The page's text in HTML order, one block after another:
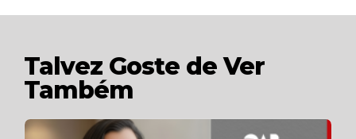
Talvez Goste de Ver
Também